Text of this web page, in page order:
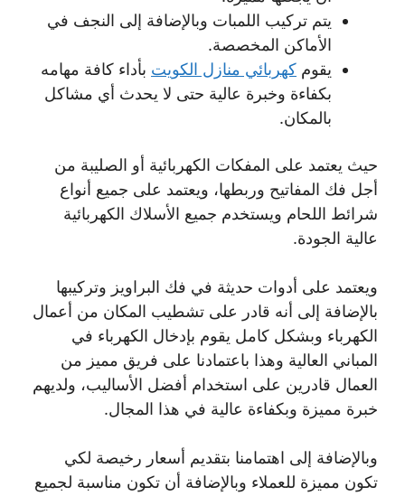
يتم تركيب اللمبات وبالإضافة إلى النجف في
الأماكن المخصصة.
يقوم كهربائي منازل الكويت بأداء كافة مهامه
بكفاءة وخبرة عالية حتى لا يحدث أي مشاكل
بالمكان.
حيث يعتمد على المفكات الكهربائية أو الصليبة من
أجل فك المفاتيح وربطها، ويعتمد على جميع أنواع
شرائط اللحام ويستخدم جميع الأسلاك الكهربائية
عالية الجودة.
ويعتمد على أدوات حديثة في فك البراويز وتركيبها
بالإضافة إلى أنه قادر على تشطيب المكان من أعمال
الكهرباء وبشكل كامل يقوم بإدخال الكهرباء في
المباني العالية وهذا باعتمادنا على فريق مميز من
العمال قادرين على استخدام أفضل الأساليب، ولديهم
خبرة مميزة وبكفاءة عالية في هذا المجال.
وبالإضافة إلى اهتمامنا بتقديم أسعار رخيصة لكي
تكون مميزة للعملاء وبالإضافة أن تكون مناسبة لجميع